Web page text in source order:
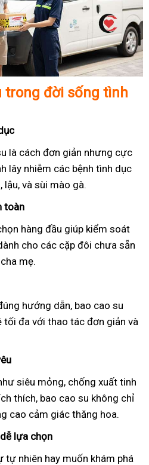
trong đời sống tình
là cách đơn giản nhưng cực
lây nhiễm các bệnh tình dục
lậu, và sùi mào gà.
toàn
hàng đầu giúp kiểm soát
cho các cặp đôi chưa sẵn
mẹ.
hướng dẫn, bao cao su
tối đa với thao tác đơn giản và
siêu mỏng, chống xuất tinh
thích, bao cao su không chỉ
cao cảm giác thăng hoa.
lựa chọn
tự nhiên hay muốn khám phá